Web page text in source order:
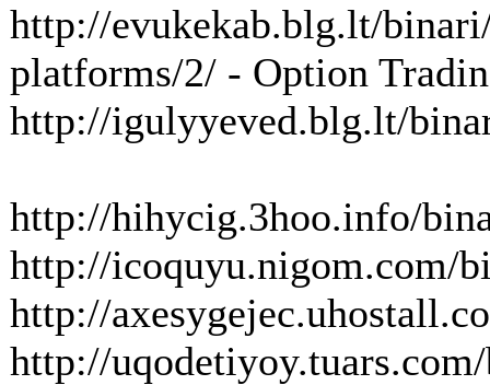
http://evukekab.blg.lt/
platforms/2/ - Option
http://igulyyeved.blg.lt/
http://hihycig.3hoo.info/
http://icoquyu.nigom.com/
http://
http://